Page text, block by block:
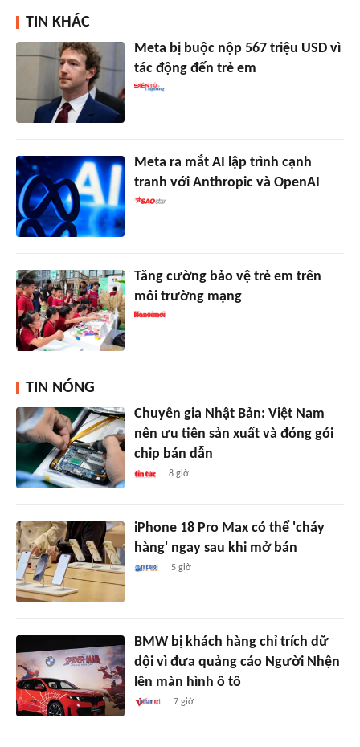
TIN KHÁC
Meta bị buộc nộp 567 triệu USD vì
tác động đến trẻ em
Meta ra mắt AI lập trình cạnh
tranh với Anthropic và OpenAI
Tăng cường bảo vệ trẻ em trên
môi trường mạng
TIN NÓNG
Chuyên gia Nhật Bản: Việt Nam
nên ưu tiên sản xuất và đóng gói
chip bán dẫn
8 giờ
iPhone 18 Pro Max có thể 'cháy
hàng' ngay sau khi mở bán
5 giờ
BMW bị khách hàng chỉ trích dữ
dội vì đưa quảng cáo Người Nhện
lên màn hình ô tô
7 giờ